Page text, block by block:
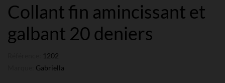
Collant fin amincissant et
galbant 20 deniers
1202
Gabriella